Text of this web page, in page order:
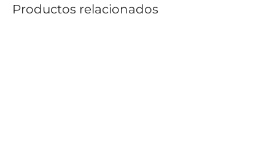
Productos relacionados